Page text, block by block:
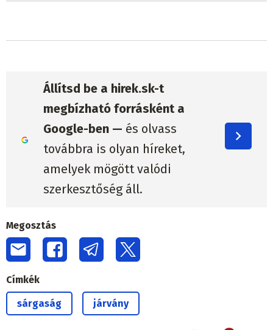
Állítsd be a hirek.sk-t
megbízható forrásként a
Google-ben — és olvass
továbbra is olyan híreket,
amelyek mögött valódi
szerkesztőség áll.
Megosztás
Címkék
sárgaság járvány